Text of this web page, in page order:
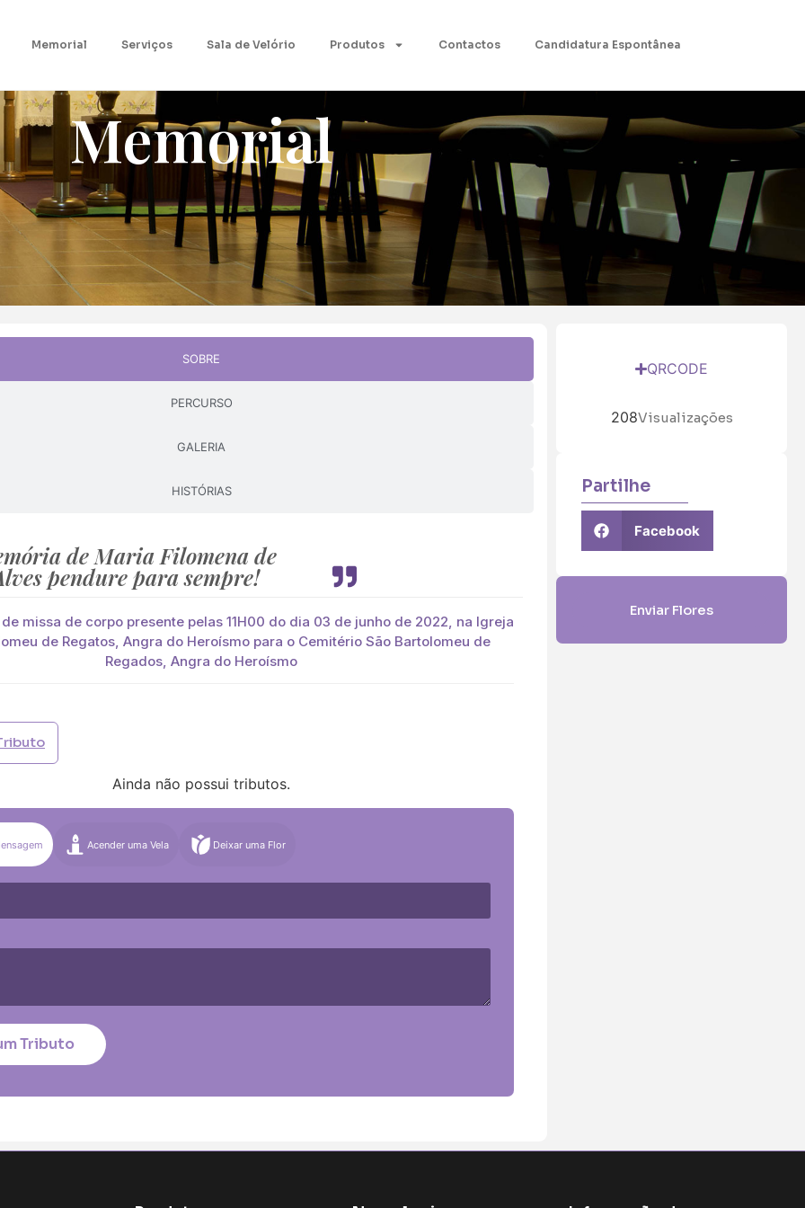
Memorial Serviços Sala de Velório Produtos Contactos Candidatura Espontânea
Memorial
SOBRE
PERCURSO
GALERIA
HISTÓRIAS
de Maria Filomena de
pendure para sempre!
missa de corpo presente pelas 11H00 do dia 03 de junho de 2022, na Igreja
de Regatos, Angra do Heroísmo para o Cemitério São Bartolomeu de
Regados, Angra do Heroísmo
Ainda não possui tributos.
Acender uma Vela Deixar uma Flor
Tributo
QRCODE
208Visualizações
Partilhe
Facebook
Enviar Flores
Alves
paga de imediato com Paypal
Palma Cruz Coração
Coroa
Média (€100)
Média (€100)
Grande (€115)
Média (€100)
(€85) Média (€100)
Grande (€115)
*
no cartão